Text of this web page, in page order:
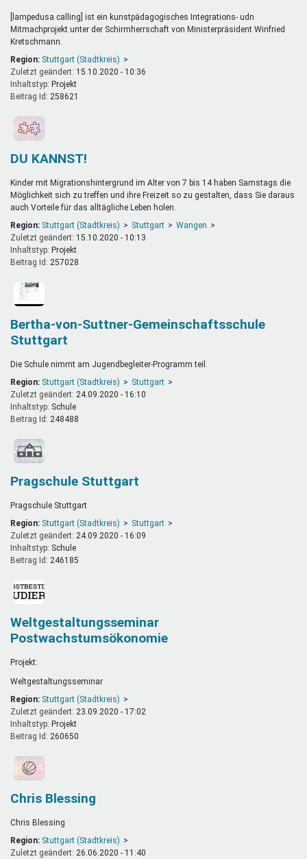
[lampedusa calling] ist ein kunstpädagogisches Integrations- udn
Mitmachprojekt unter der Schirmherrschaft von Ministerpräsident Winfried
Kretschmann.
Region: Stuttgart (Stadtkreis)
Zuletzt geändert: 15.10.2020 - 10:36
Inhaltstyp:
projekt
Beitrag Id: 258621
DU KANNST!
Kinder mit Migrationshintergrund im Alter von 7 bis 14 haben Samstags die
Möglichkeit sich zu treffen und ihre Freizeit so zu gestalten, dass Sie daraus
auch Vorteile für das alltägliche Leben holen.
Region: Stuttgart (Stadtkreis) Stuttgart
Wangen
Zuletzt geändert: 15.10.2020 - 10:13
Inhaltstyp:
projekt
Beitrag Id: 257028
Bertha-von-Suttner-Gemeinschaftsschule
Stuttgart
Die Schule nimmt am Jugendbegleiter-Programm teil.
Region: Stuttgart (Stadtkreis)
Stuttgart
Zuletzt geändert: 24.09.2020 - 16:10
Inhaltstyp:
schule
Beitrag Id: 248488
Pragschule Stuttgart
Pragschule Stuttgart
Region: Stuttgart (Stadtkreis)
Stuttgart
Zuletzt geändert: 24.09.2020 - 16:09
Inhaltstyp:
schule
Beitrag Id: 246185
Weltgestaltungsseminar
Postwachstumsökonomie
Projekt:
Weltgestaltungsseminar
Region: Stuttgart (Stadtkreis)
Zuletzt geändert: 23.09.2020 - 17:02
Inhaltstyp:
projekt
Beitrag Id: 260650
Chris Blessing
Chris Blessing
Region: Stuttgart (Stadtkreis)
Zuletzt geändert: 26.06.2020 - 11:40